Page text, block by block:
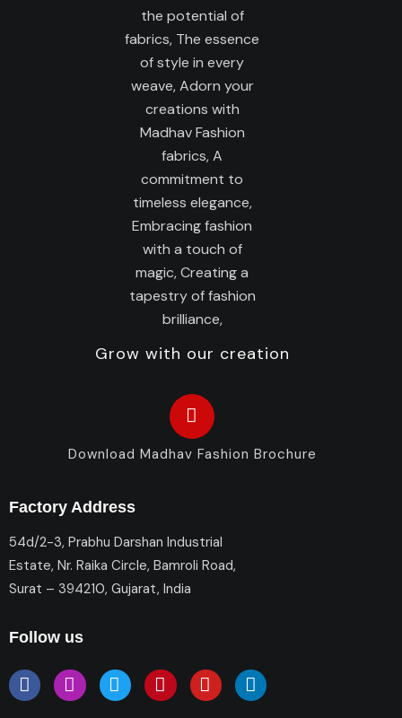
Grow with our creation
Download Madhav Fashion Brochure
Factory Address
54d/2-3, Prabhu Darshan Industrial
Estate, Nr. Raika Circle, Bamroli Road,
Surat – 394210, Gujarat, India
Follow us